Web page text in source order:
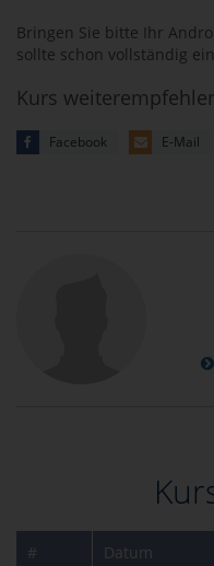
Bringen Sie bitte Ihr
sollte schon vollständig
Kurs
Facebook E-Mail
# Datum